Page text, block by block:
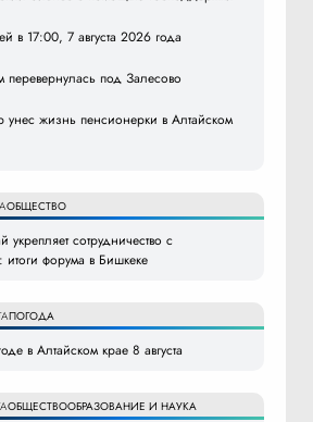
в 17:00, 7 августа 2026 года
под Залесово
жизнь пенсионерки в Алтайском
ОБЩЕСТВО
укрепляет сотрудничество с
итоги форума в Бишкеке
ПОГОДА
в Алтайском крае 8 августа
ОБЩЕСТВООБРАЗОВАНИЕ И НАУКА